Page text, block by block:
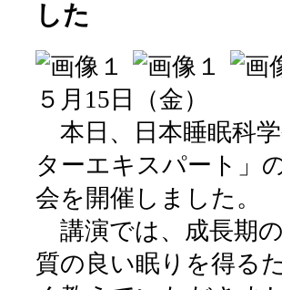
した
５月15日（金）
本日、日本睡眠科
ターエキスパート」
会を開催しました。
講演では、成長期
質の良い眠りを得る